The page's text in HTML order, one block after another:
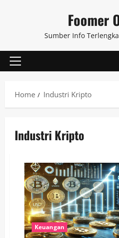
Foomer
Sumber Info
Primary
Home
Industri Kripto
Industri Kripto
Keuangan